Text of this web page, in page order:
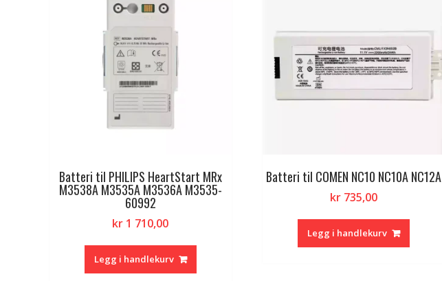
Batteri til PHILIPS HeartStart MRx
M3538A M3535A M3536A M3535-
60992
kr 1 710,00
Legg i handlekurv
Batteri til COMEN NC10 NC10A NC12A
kr735,00
Legg i handlekurv